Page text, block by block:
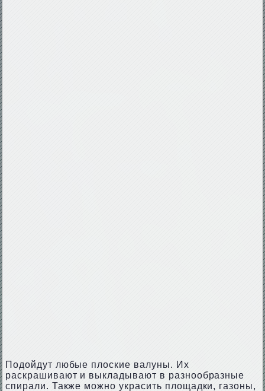
Подойдут любые плоские валуны. Их
раскрашивают и выкладывают в разнообразные
спирали. Также можно украсить площадки, газоны,